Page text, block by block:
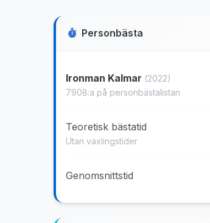
Personbästa
Ironman Kalmar (2022)
7908:a på personbästalistan
Teoretisk bästatid
Utan växlingstider
Genomsnittstid